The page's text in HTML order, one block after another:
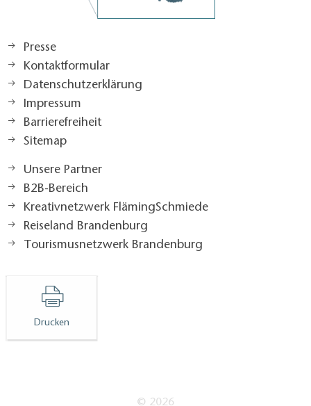
Presse
Kontaktformular
Datenschutzerklärung
Impressum
Barrierefreiheit
Sitemap
Unsere Partner
B2B-Bereich
Kreativnetzwerk FlämingSchmiede
Reiseland Brandenburg
Tourismusnetzwerk Brandenburg
Drucken
© 2026